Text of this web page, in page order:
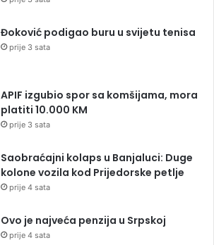
Đoković podigao buru u svijetu tenisa
prije 3 sata
APIF izgubio spor sa komšijama, mora
platiti 10.000 KM
prije 3 sata
Saobraćajni kolaps u Banjaluci: Duge
kolone vozila kod Prijedorske petlje
prije 4 sata
Ovo je najveća penzija u Srpskoj
prije 4 sata